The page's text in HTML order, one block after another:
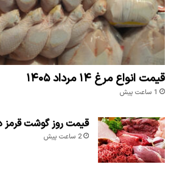
قیمت انواع مرغ ۱۴ مرداد ۱۴۰۵
1 ساعت پیش
قیمت روز گوشت قرمز در ۱۴ مرداد
2 ساعت پیش